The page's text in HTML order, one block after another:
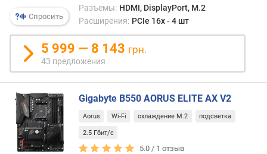
(
ш
т
)
в
е
р
с
и
я
Спросить
Разъемы: HDMI, DisplayPort, M.2
Расширения: PCIe 16x - 4 шт
5 999 — 8 143 грн.
43 предложения
Gigabyte B550 AORUS ELITE AX V2
Aorus Wi-Fi охлаждение M.2 подсветка
2.5 Гбит/с
5.0 / 1 отзыв